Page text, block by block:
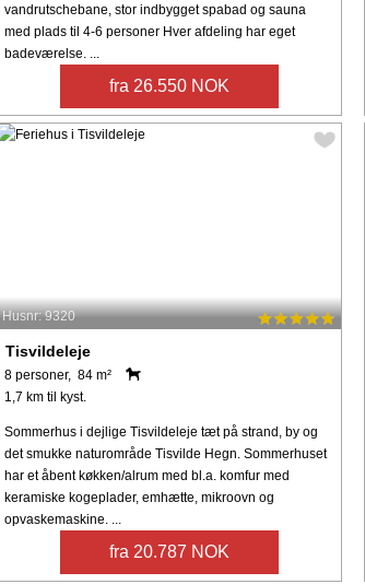
vandrutschebane, stor indbygget spabad og sauna
med plads til 4-6 personer Hver afdeling har eget
badeværelse. ...
fra 26.550 NOK
Husnr: 9320
Tisvildeleje
8 personer, 84 m²
1,7 km til kyst.
Sommerhus i dejlige Tisvildeleje tæt på strand, by og
det smukke naturområde Tisvilde Hegn. Sommerhuset
har et åbent køkken/alrum med bl.a. komfur med
keramiske kogeplader, emhætte, mikroovn og
opvaskemaskine. ...
fra 20.787 NOK